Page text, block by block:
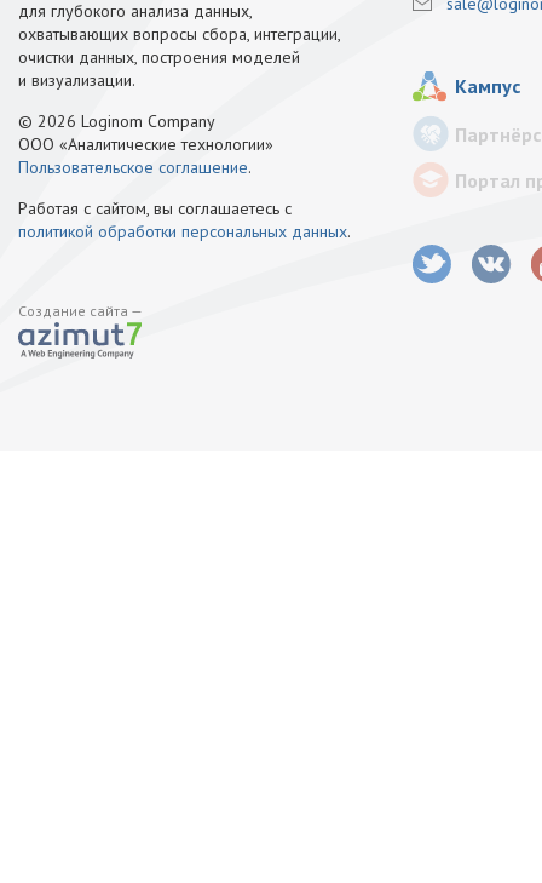
для глубокого анализа данных,
охватывающих вопросы сбора, интеграции,
очистки данных, построения моделей
и визуализации.
© 2026 Loginom Company
ООО «Аналитические технологии»
Пользовательское соглашение.
Работая с сайтом, вы соглашаетесь с
политикой обработки персональных данных.
Создание сайта —
Кампус
Портал